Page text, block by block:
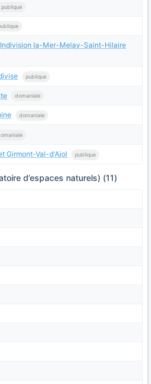
publique
la-Mer-Melay-Saint-Hilaire
publique
domaniale
domaniale
Girmont-Val-d'Ajol publique
d’espaces naturels) (11)